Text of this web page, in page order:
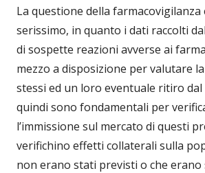
La questione della farmacovigilanza
serissimo, in quanto i dati raccolti
di sospette reazioni avverse ai
mezzo a disposizione per valutare
stessi ed un loro eventuale ritiro dal
quindi sono fondamentali per
l’immissione sul mercato di questi
verifichino effetti collaterali sulla
non erano stati previsti o che erano